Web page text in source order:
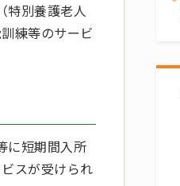
特別養護老人
練等のサービ
に短期間入所
スが受けられ